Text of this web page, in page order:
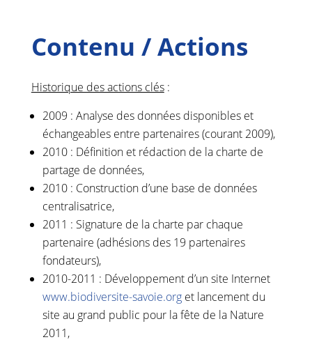
Contenu / Actions
Historique des actions clés:
2009 : Analyse des données disponibles et
échangeables entre partenaires (courant 2009),
2010 : Définition et rédaction de la charte de
partage de données,
2010 : Construction d’une base de données
centralisatrice,
2011 : Signature de la charte par chaque
partenaire (adhésions des 19 partenaires
fondateurs),
2010-2011 : Développement d’un site Internet
www.biodiversite-savoie.orget lancement du
site au grand public pour la fête de la Nature
2011,